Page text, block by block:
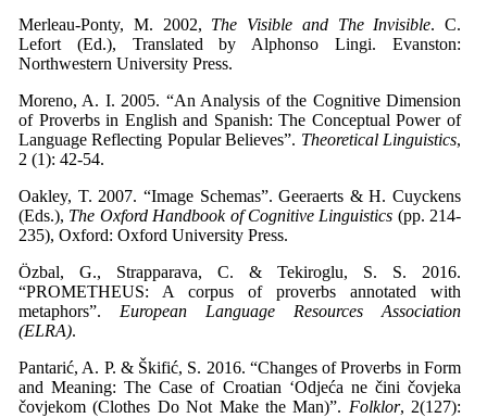
Merleau-Ponty, M. 2002, The Visible and The Invisible. C.
Lefort (Ed.), Translated by Alphonso Lingi. Evanston:
Northwestern University Press.
Moreno, A. I. 2005. “An Analysis of the Cognitive Dimension
of Proverbs in English and Spanish: The Conceptual Power of
Language Reflecting Popular Believes”. Theoretical Linguistics,
2 (1): 42-54.
Oakley, T. 2007. “Image Schemas”. Geeraerts & H. Cuyckens
(Eds.), The Oxford Handbook of Cognitive Linguistics (pp. 214-
235), Oxford: Oxford University Press.
Özbal, G., Strapparava, C. & Tekiroglu, S. S. 2016.
“PROMETHEUS: A corpus of proverbs annotated with
metaphors”. European Language Resources Association
(ELRA).
Pantarić, A. P. & Škifić, S. 2016. “Changes of Proverbs in Form
and Meaning: The Case of Croatian ‘Odjeća ne čini čovjeka
čovjekom (Clothes Do Not Make the Man)”. Folklor, 2(127):